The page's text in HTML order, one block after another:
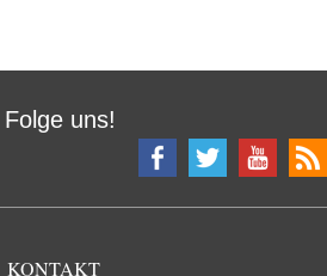
Folge uns!
KONTAKT